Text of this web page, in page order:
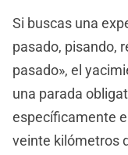
Si buscas una
pasado, pisando,
pasado», el
una parada
específicamente
veinte kilómetros